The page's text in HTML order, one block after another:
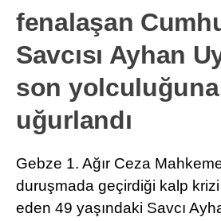
fenalaşan
Savcısı Ayhan
son yolculuğuna
uğurlandı
Gebze 1. Ağır Ceza
duruşmada geçirdiği kalp
eden 49 yaşındaki Savcı